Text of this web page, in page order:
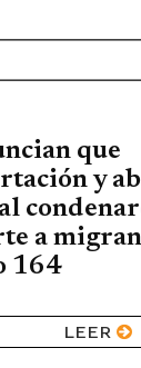
que
y
a
164
LEER